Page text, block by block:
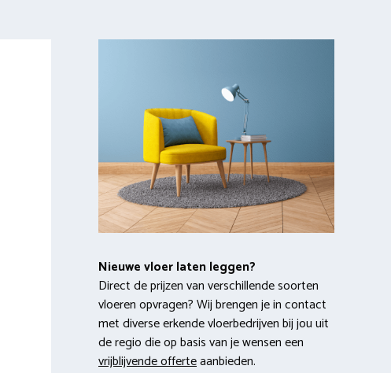
Nieuwe vloer laten leggen?
Direct de prijzen van verschillende soorten
vloeren opvragen? Wij brengen je in contact
met diverse erkende vloerbedrijven bij jou uit
de regio die op basis van je wensen een
vrijblijvende offerteaanbieden.